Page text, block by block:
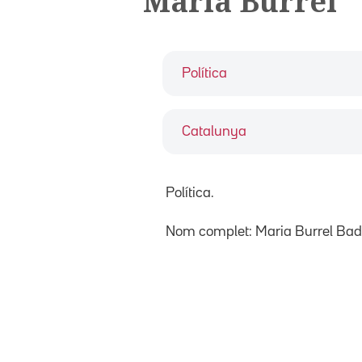
Política
Catalunya
Política.
Nom complet: Maria Burrel